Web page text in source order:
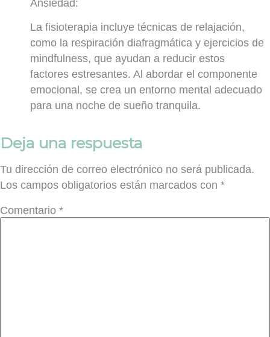
Ansiedad:
La fisioterapia incluye técnicas de relajación,
como la respiración diafragmática y ejercicios de
mindfulness, que ayudan a reducir estos
factores estresantes. Al abordar el componente
emocional, se crea un entorno mental adecuado
para una noche de sueño tranquila.
Deja una respuesta
Tu dirección de correo electrónico no será publicada.
Los campos obligatorios están marcados con *
Comentario *